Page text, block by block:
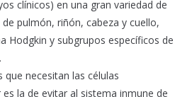
clínicos) en una gran variedad de
pulmón, riñón, cabeza y cuello,
Hodgkin y subgrupos específicos de
que necesitan las células
la de evitar al sistema inmune de